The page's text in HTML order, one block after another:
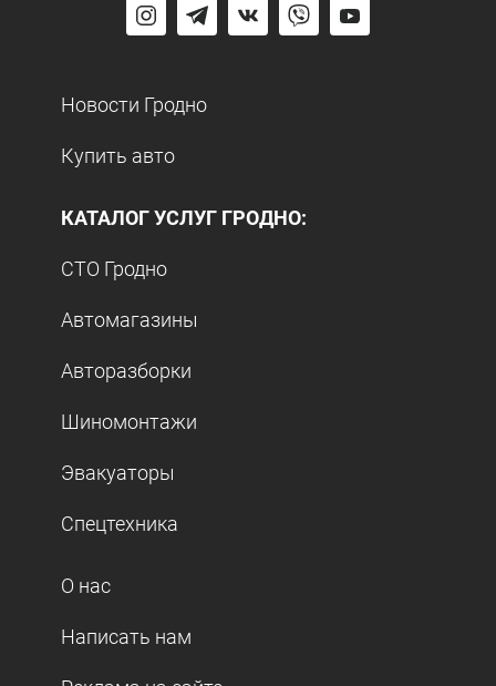
Новости Гродно
Купить авто
КАТАЛОГ УСЛУГ ГРОДНО:
СТО Гродно
Автомагазины
Авторазборки
Шиномонтажи
Эвакуаторы
Спецтехника
О нас
Написать нам